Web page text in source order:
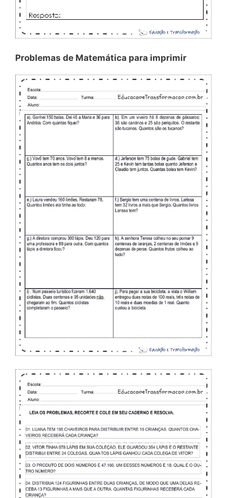
Problemas de Matemática para imprimir